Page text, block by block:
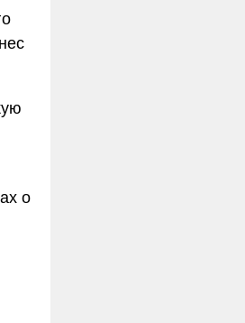
о